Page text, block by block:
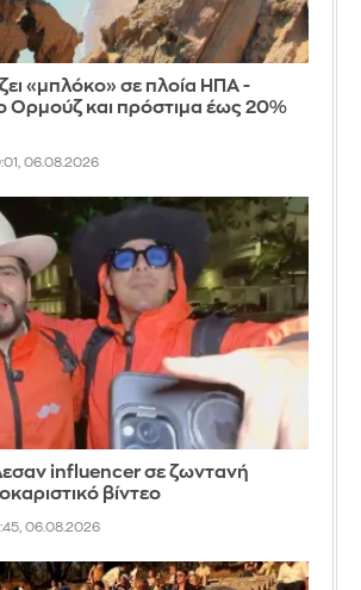
«μπλόκο» σε πλοία ΗΠΑ -
Ορμούζ και πρόστιμα έως 20%
06.08.2026
influencer σε ζωντανή
βίντεο
06.08.2026